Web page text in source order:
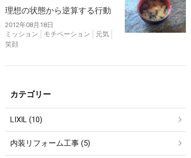
理想の状態から逆算する行動
2012年08月18日
ミッション
モチベーション
元気
笑顔
カテゴリー
LIXIL (10)
内装リフォーム工事 (5)